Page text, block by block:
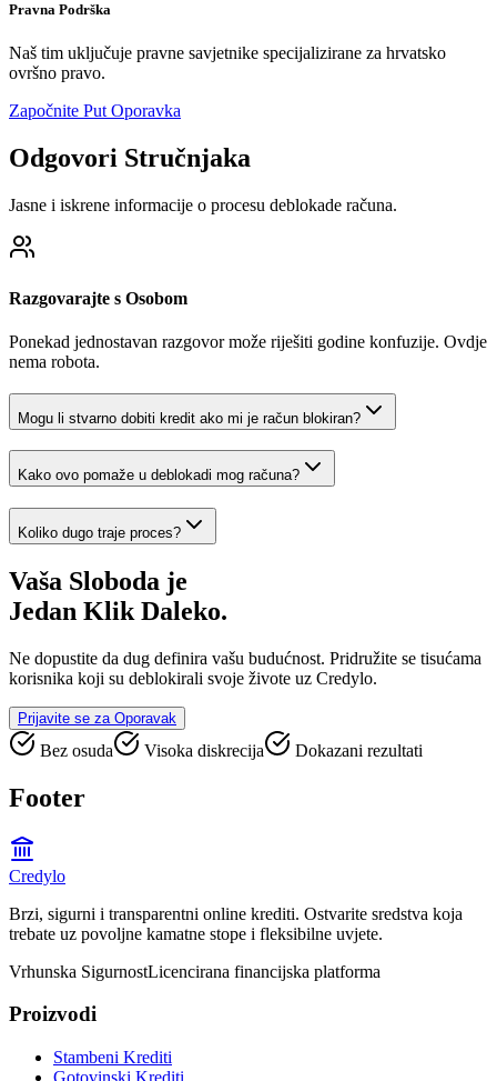
Pravna Podrška
Naš tim uključuje pravne savjetnike specijalizirane za hrvatsko
ovršno pravo.
Započnite Put Oporavka
Odgovori Stručnjaka
Jasne i iskrene informacije o procesu deblokade računa.
Razgovarajte s Osobom
Ponekad jednostavan razgovor može riješiti godine konfuzije. Ovdje
nema robota.
Mogu li stvarno dobiti kredit ako mi je račun blokiran?
Kako ovo pomaže u deblokadi mog računa?
Koliko dugo traje proces?
Vaša Sloboda je
Jedan Klik Daleko.
Ne dopustite da dug definira vašu budućnost. Pridružite se tisućama
korisnika koji su deblokirali svoje živote uz Credylo.
Prijavite se za Oporavak
Bez osuda Visoka diskrecija Dokazani rezultati
Footer
Credylo
Brzi, sigurni i transparentni online krediti. Ostvarite sredstva koja
trebate uz povoljne kamatne stope i fleksibilne uvjete.
Vrhunska SigurnostLicencirana financijska platforma
Proizvodi
Stambeni Krediti
Gotovinski Krediti